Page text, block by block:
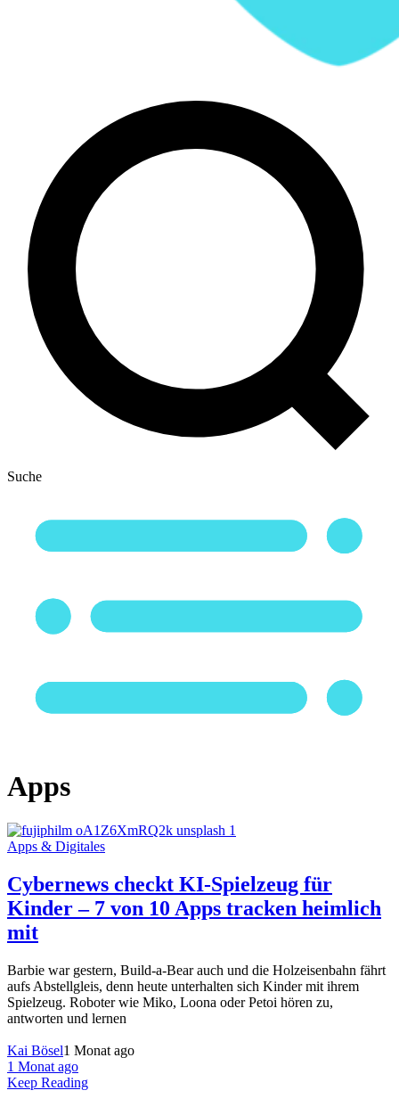
Suche
Apps
Apps & Digitales
Cybernews checkt KI-Spielzeug für
Kinder – 7 von 10 Apps tracken heimlich
mit
Barbie war gestern, Build-a-Bear auch und die Holzeisenbahn fährt
aufs Abstellgleis, denn heute unterhalten sich Kinder mit ihrem
Spielzeug. Roboter wie Miko, Loona oder Petoi hören zu,
antworten und lernen
Kai Bösel1 Monat ago
1 Monat ago
Keep Reading